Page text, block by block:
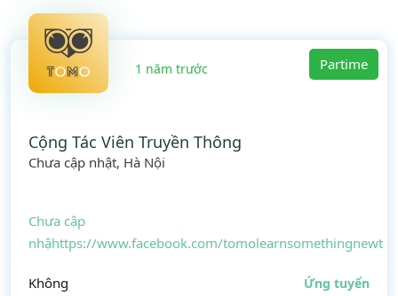
1 năm trước Partime
Cộng Tác Viên Truyền Thông
Chưa cập nhật, Hà Nội
Chưa cập
nhậhttps://www.facebook.com/tomolearnsomethingnewt
Không Ứng tuyển